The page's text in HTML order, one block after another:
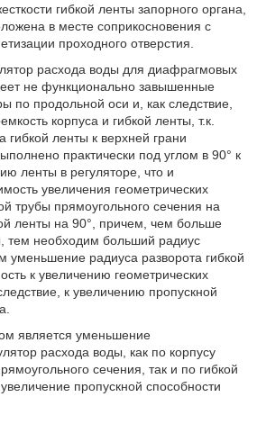
гибкой ленты запорного органа,
в месте соприкосновения с
проходного отверстия.
расхода воды для диафрагмовых
не функционально завышенные
по продольной оси и, как следствие,
корпуса и гибкой ленты, т.к.
гибкой ленты к верхней грани
практически под углом в 90° к
ленты в регуляторе, что и
увеличения геометрических
трубы прямоугольного сечения на
ленты на 90°, причем, чем больше
тем необходим больший радиус
уменьшение радиуса разворота гибкой
к увеличению геометрических
к увеличению пропускной
является уменьшение
расхода воды, как по корпусу
сечения, так и по гибкой
пропускной способности